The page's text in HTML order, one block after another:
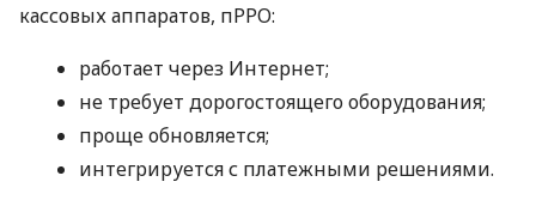
кассовых аппаратов, пРРО:
работает через Интернет;
не требует дорогостоящего оборудования;
проще обновляется;
интегрируется с платежными решениями.